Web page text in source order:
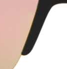
(Calibro)
Diametro
lente